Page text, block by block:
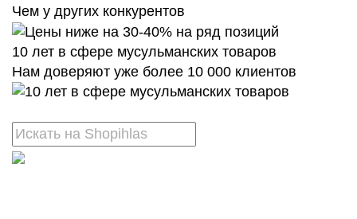
Чем у других конкурентов
10 лет в сфере мусульманских товаров
Нам доверяют уже более 10 000 клиентов